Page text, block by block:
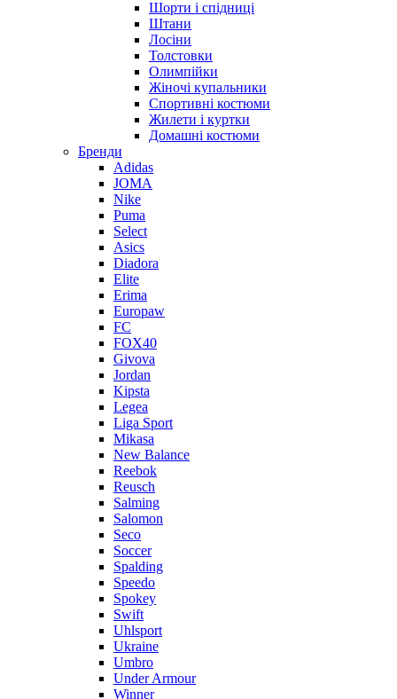
Шорти і спідниці
Штани
Лосіни
Толстовки
Олимпійки
Жіночі купальники
Спортивні костюми
Жилети і куртки
Домашні костюми
Бренди
Adidas
JOMA
Nike
Puma
Select
Asics
Diadora
Elite
Erima
Europaw
FC
FOX40
Givova
Jordan
Kipsta
Legea
Liga Sport
Mikasa
New Balance
Reebok
Reusch
Salming
Salomon
Seco
Soccer
Spalding
Speedo
Spokey
Swift
Uhlsport
Ukraine
Umbro
Under Armour
Winner